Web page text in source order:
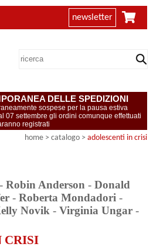
newsletter
DELLE SPEDIZIONI
sospese per la pausa estiva
07 settembre gli ordini comunque effettuati
registrati
home > catalogo > adolescenti in crisi
- Robin Anderson - Donald
- Roberta Mondadori -
Novik - Virginia Ungar -
CRISI